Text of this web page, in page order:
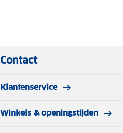
Contact
Klantenservice
Winkels & openingstijden